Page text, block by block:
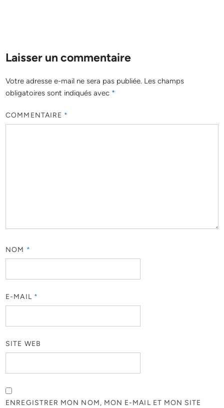
Laisser un commentaire
Votre adresse e-mail ne sera pas publiée. Les champs
obligatoires sont indiqués avec *
COMMENTAIRE *
NOM *
E-MAIL *
SITE WEB
ENREGISTRER MON NOM, MON E-MAIL ET MON SITE